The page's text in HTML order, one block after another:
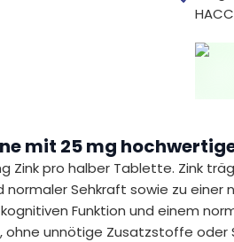
mit 25 mg
Zink pro halber Tablette. Zink
normaler Sehkraft sowie zu einer
Funktion und einem
ohne unnötige Zusatzstoffe oder